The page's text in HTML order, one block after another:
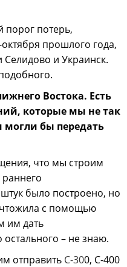
порог потерь,
октября прошлого года,
Селидово и Украинск.
Востока. Есть
которые мы не так
могли бы передать
что мы строим
было построено, но
с помощью
им дать
– не знаю.
отправить С-300, С-400